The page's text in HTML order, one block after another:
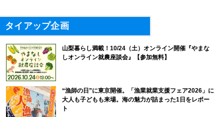
タイアップ企画
山梨暮らし満載！10/24（土）オンライン開催『やまな
しオンライン就農座談会』【参加無料】
“漁師の日”に東京開催。「漁業就業支援フェア2026」に
大人も子どもも来場。海の魅力が詰まった1日をレポー
ト